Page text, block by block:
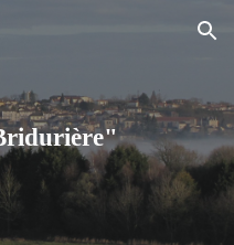
Skip to navigation